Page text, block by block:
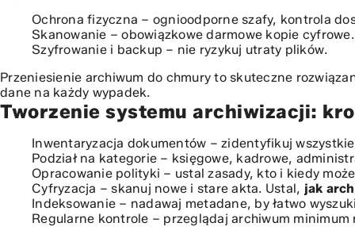
Ochrona fizyczna – ognioodporne szafy, kontrola
Skanowanie – obowiązkowe darmowe kopie cyfrowe.
Szyfrowanie i backup – nie ryzykuj utraty plików.
Przeniesienie archiwum do chmury to skuteczne
dane na każdy wypadek.
Tworzenie systemu archiwizacji:
Inwentaryzacja dokumentów – zidentyfikuj
Podział na kategorie – księgowe, kadrowe,
Opracowanie polityki – ustal zasady, kto i kiedy
Cyfryzacja – skanuj nowe i stare akta. Ustal, jak
Indeksowanie – nadawaj metadane, by łatwo
Regularne kontrole – przeglądaj archiwum minimum